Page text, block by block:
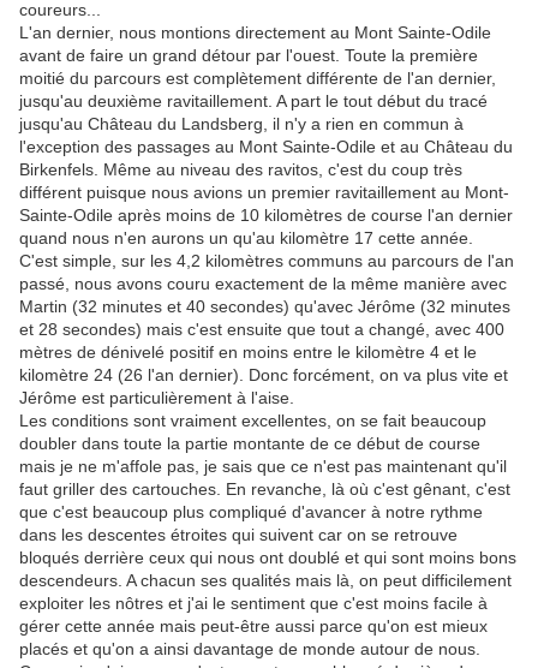
coureurs...
L'an dernier, nous montions directement au Mont Sainte-Odile
avant de faire un grand détour par l'ouest. Toute la première
moitié du parcours est complètement différente de l'an dernier,
jusqu'au deuxième ravitaillement. A part le tout début du tracé
jusqu'au Château du Landsberg, il n'y a rien en commun à
l'exception des passages au Mont Sainte-Odile et au Château du
Birkenfels. Même au niveau des ravitos, c'est du coup très
différent puisque nous avions un premier ravitaillement au Mont-
Sainte-Odile après moins de 10 kilomètres de course l'an dernier
quand nous n'en aurons un qu'au kilomètre 17 cette année.
C'est simple, sur les 4,2 kilomètres communs au parcours de l'an
passé, nous avons couru exactement de la même manière avec
Martin (32 minutes et 40 secondes) qu'avec Jérôme (32 minutes
et 28 secondes) mais c'est ensuite que tout a changé, avec 400
mètres de dénivelé positif en moins entre le kilomètre 4 et le
kilomètre 24 (26 l'an dernier). Donc forcément, on va plus vite et
Jérôme est particulièrement à l'aise.
Les conditions sont vraiment excellentes, on se fait beaucoup
doubler dans toute la partie montante de ce début de course
mais je ne m'affole pas, je sais que ce n'est pas maintenant qu'il
faut griller des cartouches. En revanche, là où c'est gênant, c'est
que c'est beaucoup plus compliqué d'avancer à notre rythme
dans les descentes étroites qui suivent car on se retrouve
bloqués derrière ceux qui nous ont doublé et qui sont moins bons
descendeurs. A chacun ses qualités mais là, on peut difficilement
exploiter les nôtres et j'ai le sentiment que c'est moins facile à
gérer cette année mais peut-être aussi parce qu'on est mieux
placés et qu'on a ainsi davantage de monde autour de nous.